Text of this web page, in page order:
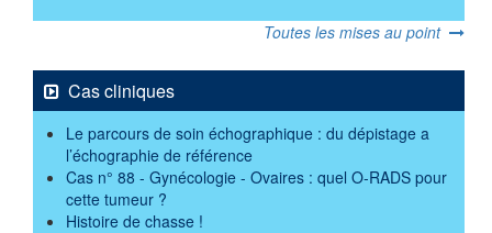
Toutes les mises au point
Cas cliniques
Le parcours de soin échographique : du dépistage a
l’échographie de référence
Cas n° 88 - Gynécologie - Ovaires : quel O-RADS pour
cette tumeur ?
Histoire de chasse !